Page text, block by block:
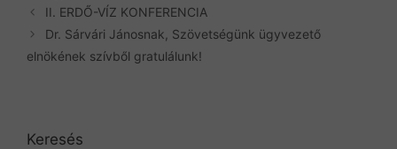
II. ERDŐ-VÍZ KONFERENCIA
Dr. Sárvári Jánosnak, Szövetségünk ügyvezető
elnökének szívből gratulálunk!
Keresés